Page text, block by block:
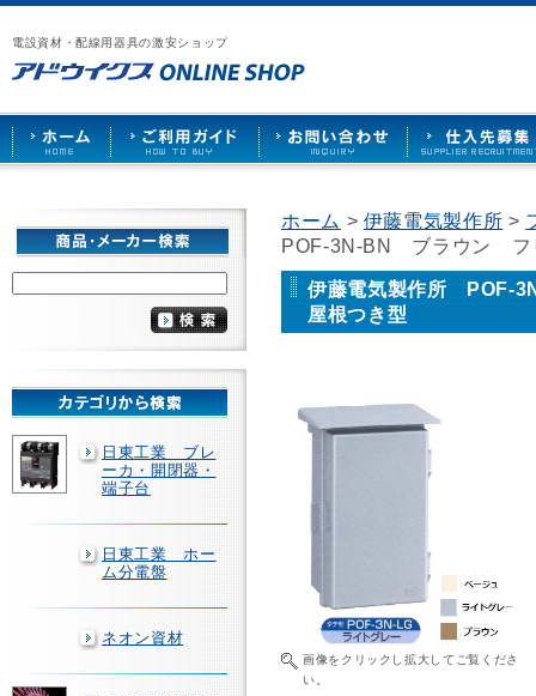
電設資材・配線用器具の激安ショップ
漏
電
ブ
レ
ー
カ
ー
や
照
ケ
ッ
ト
な
で
販
売
ア
ウ
イ
ス
HOME
ご
用
ガ
ド
お
い
合
せ
仕
先
募
日東工業 ブレ
ーカ・開閉器・
端子台
日東工業 ホー
ム分電盤
ネオン資材
ホーム > 伊藤電気製作所 >
POF-3N-BN ブラウン フ
伊藤電気製作所 POF-
屋根つき型
画像をクリックし拡大してご覧くださ
い。